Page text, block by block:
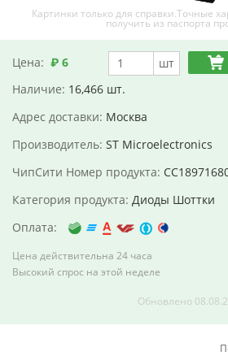
Картинки только для справки.Точные
получить из паспорта
Цена: ₽ 6 шт
Наличие: 16,466 шт.
Адрес доставки: Москва
Производитель: ST Microelectronics
ЧипСити Номер продукта:
Категория продукта: Диоды Шоттки
Оплата:
Цена действительна 24 часа
Высокий спрос на этой неделе
Обновлено